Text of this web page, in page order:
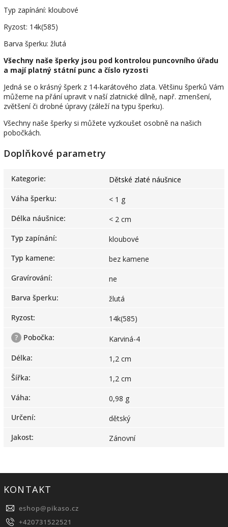
Typ zapínání: kloubové
Ryzost: 14k(585)
Barva šperku: žlutá
Všechny naše šperky jsou pod kontrolou puncovního úřadu
a mají platný státní punc a číslo ryzosti
Jedná se o krásný šperk z 14-karátového zlata. Většinu šperků Vám
můžeme na přání upravit v naší zlatnické dílně, např. zmenšení,
zvětšení či drobné úpravy (záleží na typu šperku).
Všechny naše šperky si můžete vyzkoušet osobně na našich
pobočkách.
Doplňkové parametry
Kategorie:
Dětské zlaté náušnice
Váha šperku:
< 1 g
Délka náušnice:
< 2 cm
Typ zapínání:
kloubové
Typ kamene:
bez kamene
Gravírování:
ne
Barva šperku:
žlutá
Ryzost:
14k(585)
?
Pobočka:
Karviná-4
Délka:
1,2 cm
Šířka:
1,2 cm
Váha:
0,98 g
Určení:
dětský
Jakost: Zánovní
KONTAKT
eshop@pikaso.cz
+420731522521